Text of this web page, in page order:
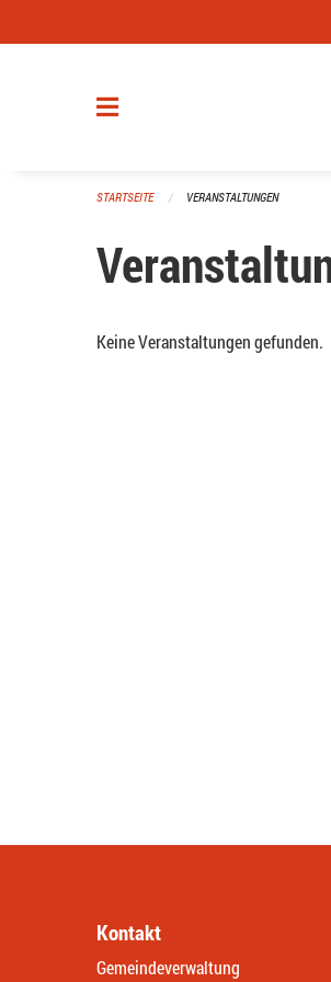
STARTSEITE VERANSTALTUNGEN
Keine Veranstaltungen gefunden.
Kontakt
Gemeindeverwaltung